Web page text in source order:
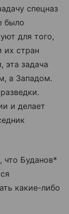
спецназ
было
для того,
их стран
эта задача
а Западом.
и делает
что Буданов*
какие-либо